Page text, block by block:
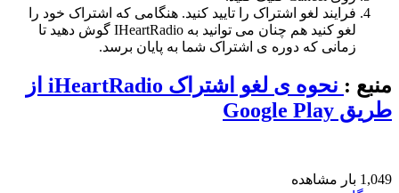
فرایند لغو اشتراک را تایید کنید. هنگامی که اشتراک خود را
لغو کنید هم چنان می توانید به IHeartRadio گوش دهید تا
زمانی که دوره ی اشتراک شما به پایان برسد.
منبع :
نحوه ی لغو اشتراک iHeartRadio از
طریق Google Play
1,049 بار مشاهده